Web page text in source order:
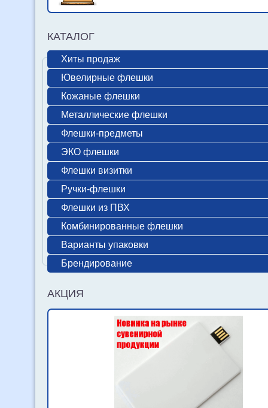
КАТАЛОГ
Хиты продаж
Ювелирные флешки
Кожаные флешки
Металлические флешки
Флешки-предметы
ЭКО флешки
Флешки визитки
Ручки-флешки
Флешки из ПВХ
Комбинированные флешки
Варианты упаковки
Брендирование
АКЦИЯ